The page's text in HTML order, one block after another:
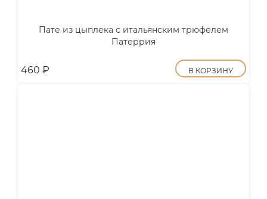
Пате из цыплека с итальянским трюфелем
Патеррия
460 ₽ В КОРЗИНУ